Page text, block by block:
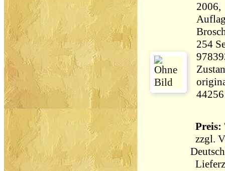
2006,
254 Seiten
44256
Preis:
zzgl.